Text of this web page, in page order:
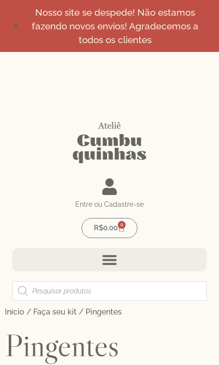
Nosso site se despede! Não estamos
fazendo novos envios! Agradecemos a
todos os clientes
Entre ou Cadastre-se
R$0,00 0
Início / Faça seu kit / Pingentes
Pingentes